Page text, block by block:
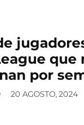
que
por
20 AGOSTO, 2024